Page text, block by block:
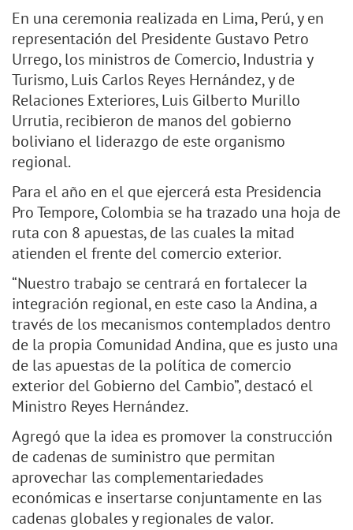
En una ceremonia realizada en Lima, Perú, y en
representación del Presidente Gustavo Petro
Urrego, los ministros de Comercio, Industria y
Turismo, Luis Carlos Reyes Hernández, y de
Relaciones Exteriores, Luis Gilberto Murillo
Urrutia, recibieron de manos del gobierno
boliviano el liderazgo de este organismo
regional.
Para el año en el que ejercerá esta Presidencia
Pro Tempore, Colombia se ha trazado una hoja de
ruta con 8 apuestas, de las cuales la mitad
atienden el frente del comercio exterior.
“Nuestro trabajo se centrará en fortalecer la
integración regional, en este caso la Andina, a
través de los mecanismos contemplados dentro
de la propia Comunidad Andina, que es justo una
de las apuestas de la política de comercio
exterior del Gobierno del Cambio”, destacó el
Ministro Reyes Hernández.
Agregó que la idea es promover la construcción
de cadenas de suministro que permitan
aprovechar las complementariedades
económicas e insertarse conjuntamente en las
cadenas globales y regionales de valor.